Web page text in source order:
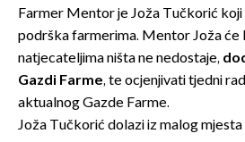
Farmer Mentor je Joža Tučkorić koji
podrška farmerima. Mentor Joža će
natjecateljima ništa ne nedostaje,
Gazdi Farme, te ocjenjivati tjedni
aktualnog Gazde Farme.
Joža Tučkorić dolazi iz malog mjesta